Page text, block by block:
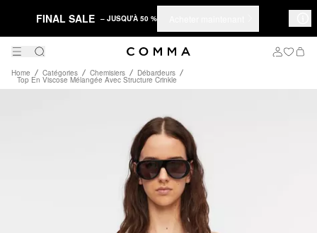
FINAL SALE – JUSQU'À 50 %
Home Catégories Chemisiers Débardeurs
Top En Viscose Mélangée Avec Structure Crinkle